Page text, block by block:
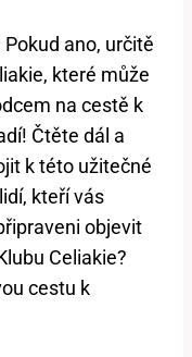
ano, určitě
které může
na cestě k
Čtěte dál a
k této užitečné
kteří vás
objevit
Celiakie?
cestu k